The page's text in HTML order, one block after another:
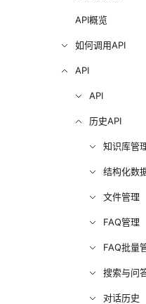
API概览
如何调用API
API
API
历史API
知识库管
结构化数
文件管理
FAQ管理
FAQ批量
搜索与问
对话历史